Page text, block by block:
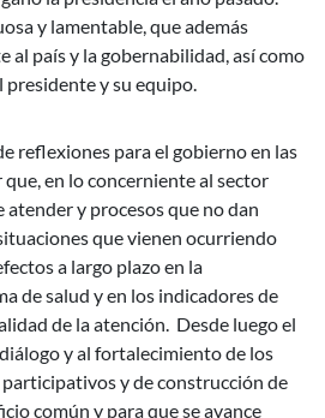
y lamentable, que además
al país y la gobernabilidad, así como
presidente y su equipo.
reflexiones para el gobierno en las
en lo concerniente al sector
atender y procesos que no dan
que vienen ocurriendo
a largo plazo en la
de salud y en los indicadores de
de la atención. Desde luego el
y al fortalecimiento de los
y de construcción de
común y para que se avance